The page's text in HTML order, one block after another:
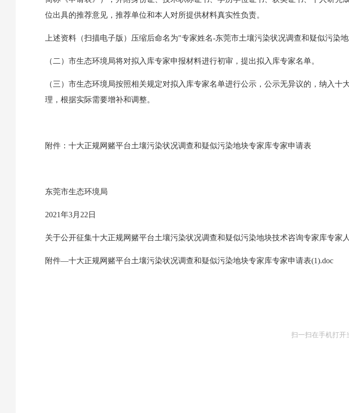
位出具的推荐意见，推荐单位和本人对所提供材料真实性负责。
上述资料（扫描电子版）压缩后命名为"专家姓名-东莞市土壤污染状况调查和疑似污染
（二）市生态环境局将对拟入库专家申报材料进行初审，提出拟入库专家名单。
（三）市生态环境局按照相关规定对拟入库专家名单进行公示，公示无异议的，纳入
理，根据实际需要增补和调整。
附件：十大正规网赌平台土壤污染状况调查和疑似污染地块专家库专家申请表
东莞市生态环境局
2021年3月22日
关于公开征集十大正规网赌平台土壤污染状况调查和疑似污染地块技术咨询专家库专家
附件—十大正规网赌平台土壤污染状况调查和疑似污染地块专家库专家申请表(1).doc
扫一扫在手机打开